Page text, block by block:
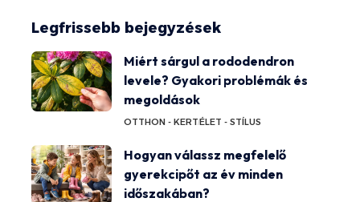
Legfrissebb bejegyzések
Miért sárgul a rododendron
levele? Gyakori problémák és
megoldások
OTTHON - KERTÉLET - STÍLUS
Hogyan válassz megfelelő
gyerekcipőt az év minden
időszakában?